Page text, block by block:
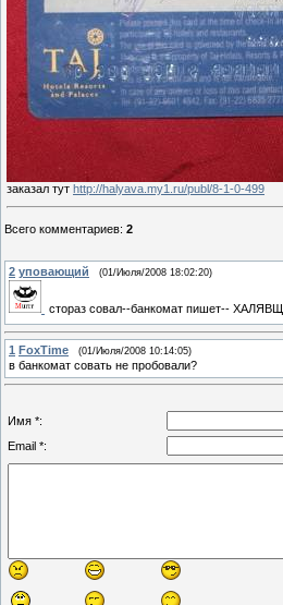
заказал тут http://halyava.my1.ru/publ/8-1-0-499
Всего комментариев: 2
2 уповающий (01/Июля/2008 18:02:20)
стораз совал--банкомат пишет--
1 FoxTime (01/Июля/2008 10:14:05)
в банкомат совать не пробовали?
Имя *:
Email *: